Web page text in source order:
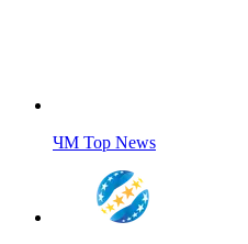
ЧМ Top News